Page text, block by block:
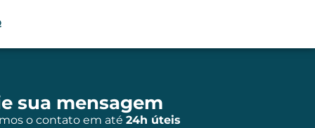
sua mensagem
o contato em até24h úteis